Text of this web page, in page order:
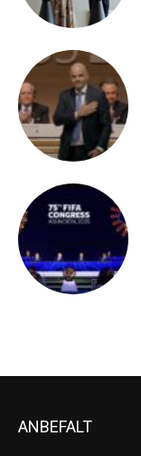
ANBEFALT